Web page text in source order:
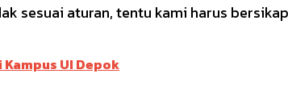
sesuai aturan, tentu kami harus
Kampus UI Depok